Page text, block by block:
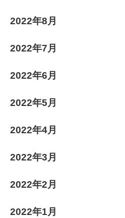
2022年8月
2022年7月
2022年6月
2022年5月
2022年4月
2022年3月
2022年2月
2022年1月